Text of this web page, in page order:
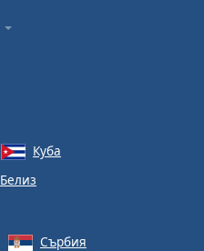
Куба
Белиз
Сърбия